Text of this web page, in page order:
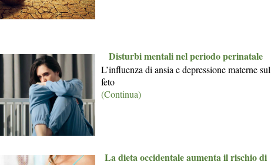
Disturbi mentali nel periodo perinatale
L’influenza di ansia e depressione materne sul
feto
(Continua)
La dieta occidentale aumenta il rischio di